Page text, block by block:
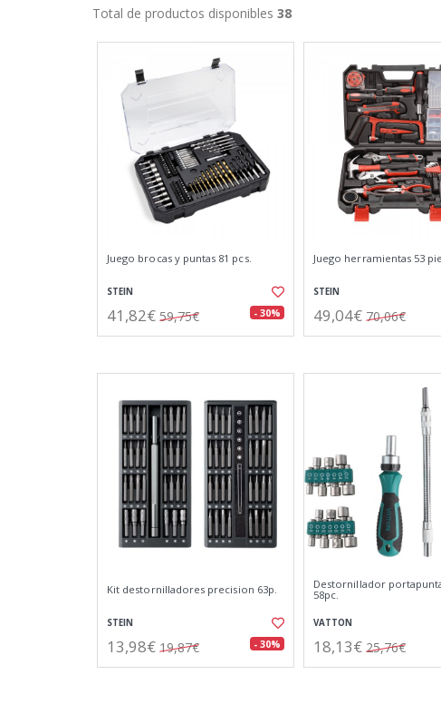
Total de productos disponibles 38
Juego brocas y puntas 81 pcs.
STEIN
41,82€ 59,75€ - 30%
Juego herramientas 53
STEIN
49,04€ 70,06€
Kit destornilladores precision 63p.
STEIN
13,98€ 19,87€ - 30%
Destornillador
58pc.
VATTON
18,13€ 25,76€